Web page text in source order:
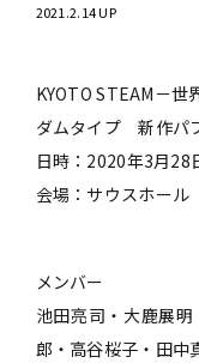
2021.2.14 UP
KYOTO STEAM－
ダムタイプ 新作パ
日時：2020年3月28
会場：サウスホール
メンバー
池田亮司・大鹿展
郎・高谷桜子・田中